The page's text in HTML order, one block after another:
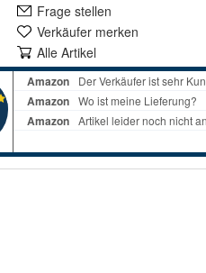
Frage stellen
Verkäufer merken
Alle Artikel